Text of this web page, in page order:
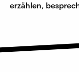
erzählen,